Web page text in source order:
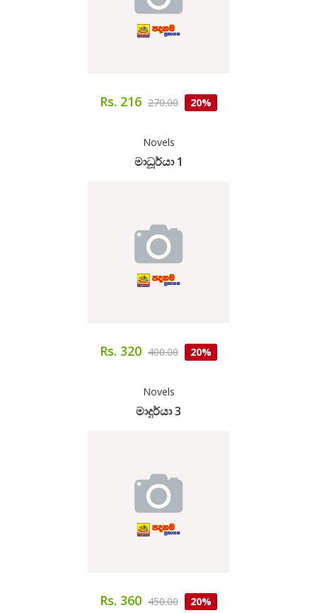
Rs. 216 270.00 20%
Novels
මාධූර්යා 1
Rs. 320 400.00 20%
Novels
මාදුර්යා 3
Rs. 360 450.00 20%